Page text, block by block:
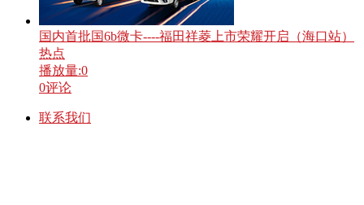
国内首批国6b微卡----福田祥菱上市荣耀开启（海口站）
热点
播放量:0
0评论
联系我们